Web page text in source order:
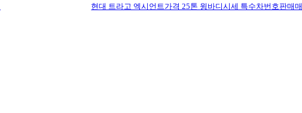
현대 트라고 엑시언트가격 25톤 윙바디시세 특수차번호판매매